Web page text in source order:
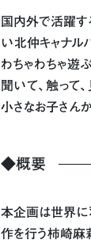
国内外で活躍す
い北仲キャナル
わちゃわちゃ遊
聞いて、触って
小さなお子さん
◆概要
本企画は世界に
作を行う柿崎麻